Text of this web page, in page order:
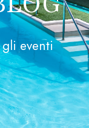
eventi